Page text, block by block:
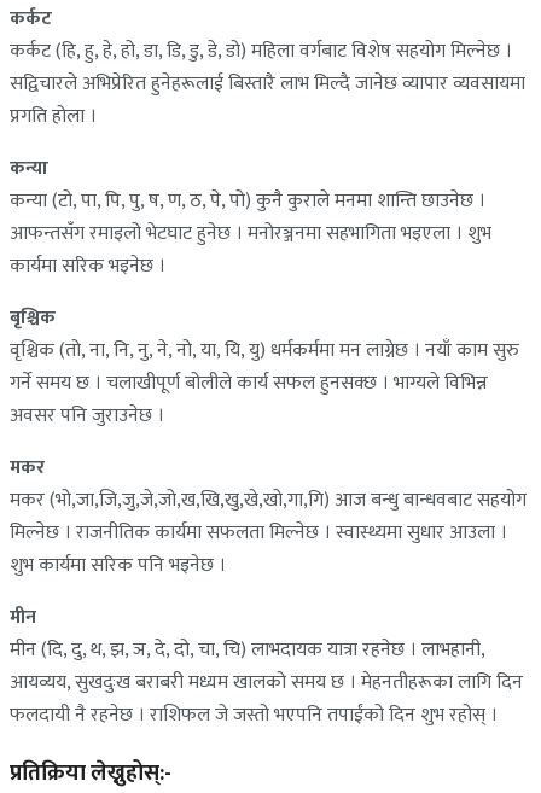
कर्कट
कर्कट (हि, हु, हे, हो, डा, डि, डु, डे, डो) महिला वर्गबाट विशेष सहयोग मिल्नेछ ।
सद्विचारले अभिप्रेरित हुनेहरूलाई बिस्तारै लाभ मिल्दै जानेछ व्यापार व्यवसायमा
प्रगति होला ।
कन्या
कन्या (टो, पा, पि, पु, ष, ण, ठ, पे, पो) कुनै कुराले मनमा शान्ति छाउनेछ ।
आफन्तसँग रमाइलो भेटघाट हुनेछ । मनोरञ्जनमा सहभागिता भइएला । शुभ
कार्यमा सरिक भइनेछ ।
बृश्चिक
वृश्चिक (तो, ना, नि, नु, ने, नो, या, यि, यु) धर्मकर्ममा मन लाग्नेछ । नयाँ काम सुरु
गर्ने समय छ । चलाखीपूर्ण बोलीले कार्य सफल हुनसक्छ । भाग्यले विभिन्न
अवसर पनि जुराउनेछ ।
मकर
मकर (भो,जा,जि,जु,जे,जो,ख,खि,खु,खे,खो,गा,गि) आज बन्धु बान्धवबाट सहयोग
मिल्नेछ । राजनीतिक कार्यमा सफलता मिल्नेछ । स्वास्थ्यमा सुधार आउला ।
शुभ कार्यमा सरिक पनि भइनेछ ।
मीन
मीन (दि, दु, थ, झ, ञ, दे, दो, चा, चि) लाभदायक यात्रा रहनेछ । लाभहानी,
आयव्यय, सुखदुःख बराबरी मध्यम खालको समय छ । मेहनतीहरूका लागि दिन
फलदायी नै रहनेछ । राशिफल जे जस्तो भएपनि तपाईंको दिन शुभ रहोस् ।
प्रतिक्रिया लेख्नुहोस्:-